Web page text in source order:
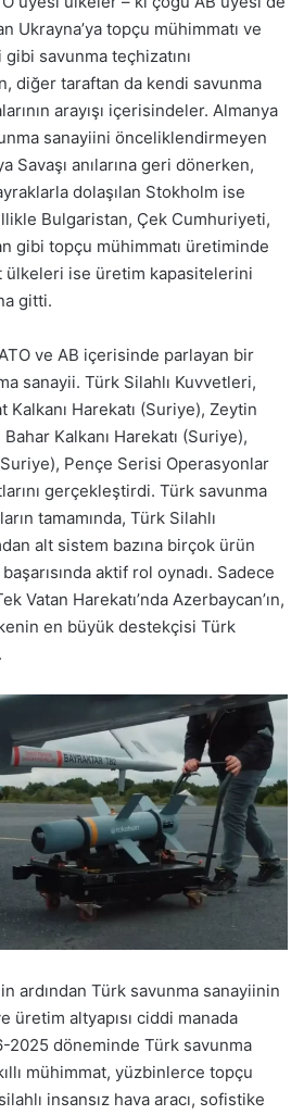
Ukrayna’ya topçu mühimmatı ve
savunma teçhizatını
diğer taraftan da kendi savunma
arayışı içerisindeler. Almanya
sanayiini önceliklendirmeyen
Savaşı anılarına geri dönerken,
dolaşılan Stokholm ise
Bulgaristan, Çek Cumhuriyeti,
gibi topçu mühimmatı üretiminde
ülkeleri ise üretim kapasitelerini
gitti.
ve AB içerisinde parlayan bir
sanayii. Türk Silahlı Kuvvetleri,
Kalkanı Harekatı (Suriye), Zeytin
Kalkanı Harekatı (Suriye),
(Suriye), Pençe Serisi Operasyonlar
gerçekleştirdi. Türk savunma
tamamında, Türk Silahlı
alt sistem bazına birçok ürün
aktif rol oynadı. Sadece
Vatan Harekatı’nda Azerbaycan’ın,
en büyük destekçisi Türk
ardından Türk savunma sanayiinin
üretim altyapısı ciddi manada
2025 döneminde Türk savunma
mühimmat, yüzbinlerce topçu
insansız hava aracı, sofistike